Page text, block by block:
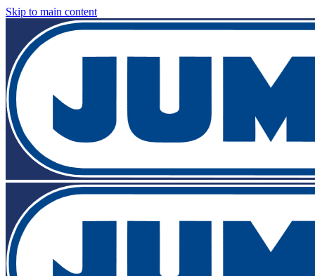
Skip to main content